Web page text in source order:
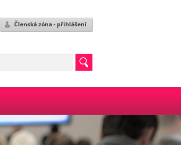
Členská zóna - přihlášení